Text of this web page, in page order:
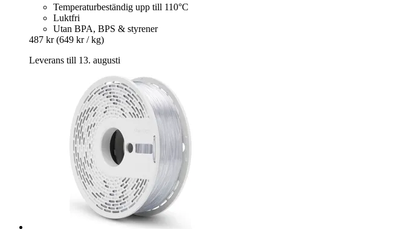
Temperaturbeständig upp till 110°C
Luktfri
Utan BPA, BPS & styrener
487 kr (649 kr / kg)
Leverans till 13. augusti